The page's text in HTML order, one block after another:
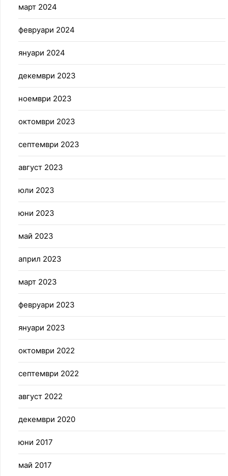
март 2024
февруари 2024
януари 2024
декември 2023
ноември 2023
октомври 2023
септември 2023
август 2023
юли 2023
юни 2023
май 2023
април 2023
март 2023
февруари 2023
януари 2023
октомври 2022
септември 2022
август 2022
декември 2020
юни 2017
май 2017